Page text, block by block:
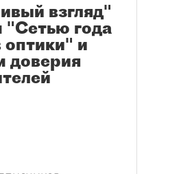
взгляд"
"Сетью года
оптики" и
доверия